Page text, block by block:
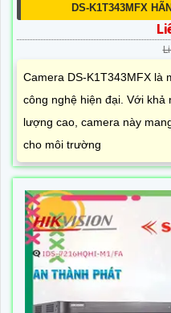
DS-K1T343MFX
Camera DS-K1T343MFX là
công nghệ hiện đại. Với khả
lượng cao, camera này
cho môi trường